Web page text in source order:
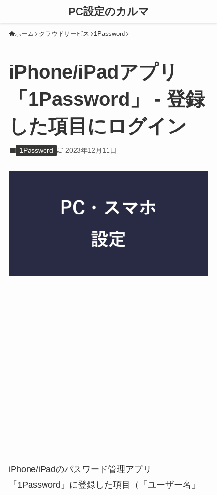
PC設定のカルマ
ホーム クラウドサービス 1Password
iPhone/iPadアプリ
「1Password」 - 登録
した項目にログイン
1Password 2023年12月11日
iPhone/iPadのパスワード管理アプリ
「1Password」に登録した項目（「ユーザー名」